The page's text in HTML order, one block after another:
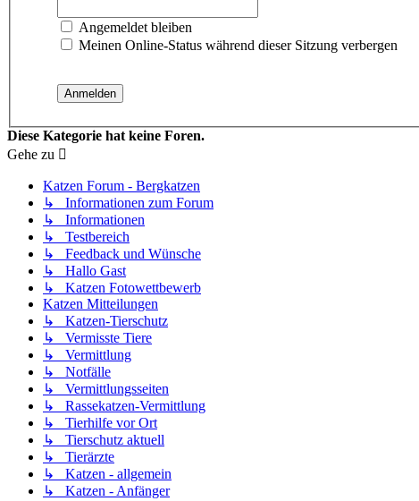
Angemeldet bleiben
Meinen Online-Status während dieser Sitzung verbergen
Diese Kategorie hat keine Foren.
Gehe zu
Katzen Forum - Bergkatzen
↳ Informationen zum Forum
↳ Informationen
↳ Testbereich
↳ Feedback und Wünsche
↳ Hallo Gast
↳ Katzen Fotowettbewerb
Katzen Mitteilungen
↳ Katzen-Tierschutz
↳ Vermisste Tiere
↳ Vermittlung
↳ Notfälle
↳ Vermittlungsseiten
↳ Rassekatzen-Vermittlung
↳ Tierhilfe vor Ort
↳ Tierschutz aktuell
↳ Tierärzte
↳ Katzen - allgemein
↳ Katzen - Anfänger